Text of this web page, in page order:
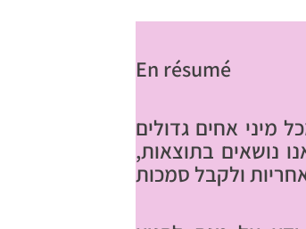
En résumé
מיני אחים גדולים
נושאים בתוצאות,